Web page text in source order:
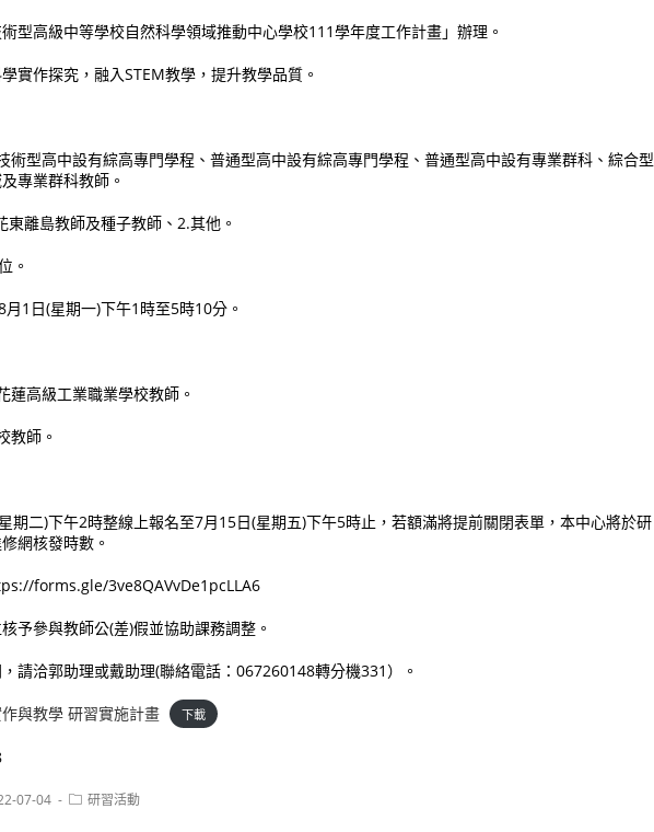
型高級中等學校自然科學領域推動中心學校111學年度工作計畫」辦理。
實作探究，融入STEM教學，提升教學品質。
術型高中設有綜高專門學程、普通型高中設有綜高專門學程、普通型高中設有專業群科、綜合型
專業群科教師。
東離島教師及種子教師、2.其他。
。
1日(星期一)下午1時至5時10分。
蓮高級工業職業學校教師。
教師。
期二)下午2時整線上報名至7月15日(星期五)下午5時止，若額滿將提前關閉表單，本中心將於研
網核發時數。
forms.gle/3ve8QAVvDe1pcLLA6
予參與教師公(差)假並協助課務調整。
請洽郭助理或戴助理(聯絡電話：067260148轉分機331）。
與教學 研習實施計畫 下載
07-04
Post研習活動